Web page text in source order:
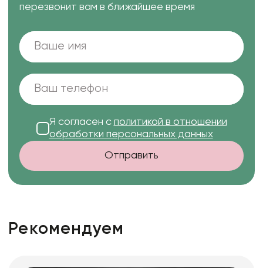
перезвонит вам в ближайшее время
Я согласен с политикой в отношении
обработки персональных данных
Отправить
Рекомендуем